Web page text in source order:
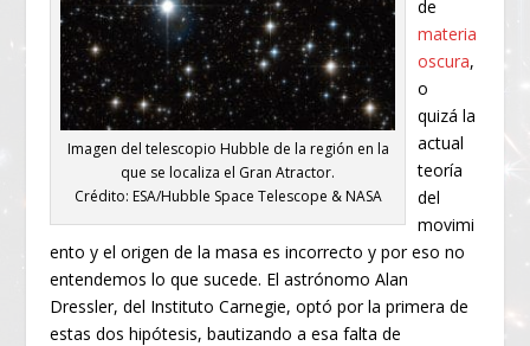
Imagen del telescopio Hubble de la región en la
que se localiza el Gran Atractor.
Crédito: ESA/Hubble Space Telescope & NASA
de
materia
oscura,
o
quizá la
actual
teoría
del
movimi
ento y el origen de la masa es incorrecto y por eso no
entendemos lo que sucede. El astrónomo Alan
Dressler, del Instituto Carnegie, optó por la primera de
estas dos hipótesis, bautizando a esa falta de